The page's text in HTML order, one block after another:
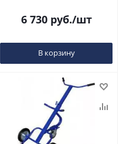
6 730руб./шт
В корзину